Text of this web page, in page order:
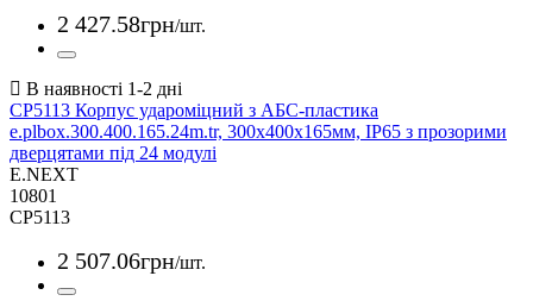
2 427.58грн/шт.
CP5113 Корпус удароміцний з АБС-пластика
e.plbox.300.400.165.24m.tr, 300х400х165мм, IP65 з прозорими
дверцятами під 24 модулі
E.NEXT
10801
CP5113
2 507.06грн/шт.